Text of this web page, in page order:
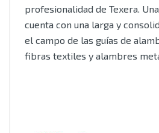
profesionalidad de Texera.
cuenta con una larga y
el campo de las guías de
fibras textiles y alambres